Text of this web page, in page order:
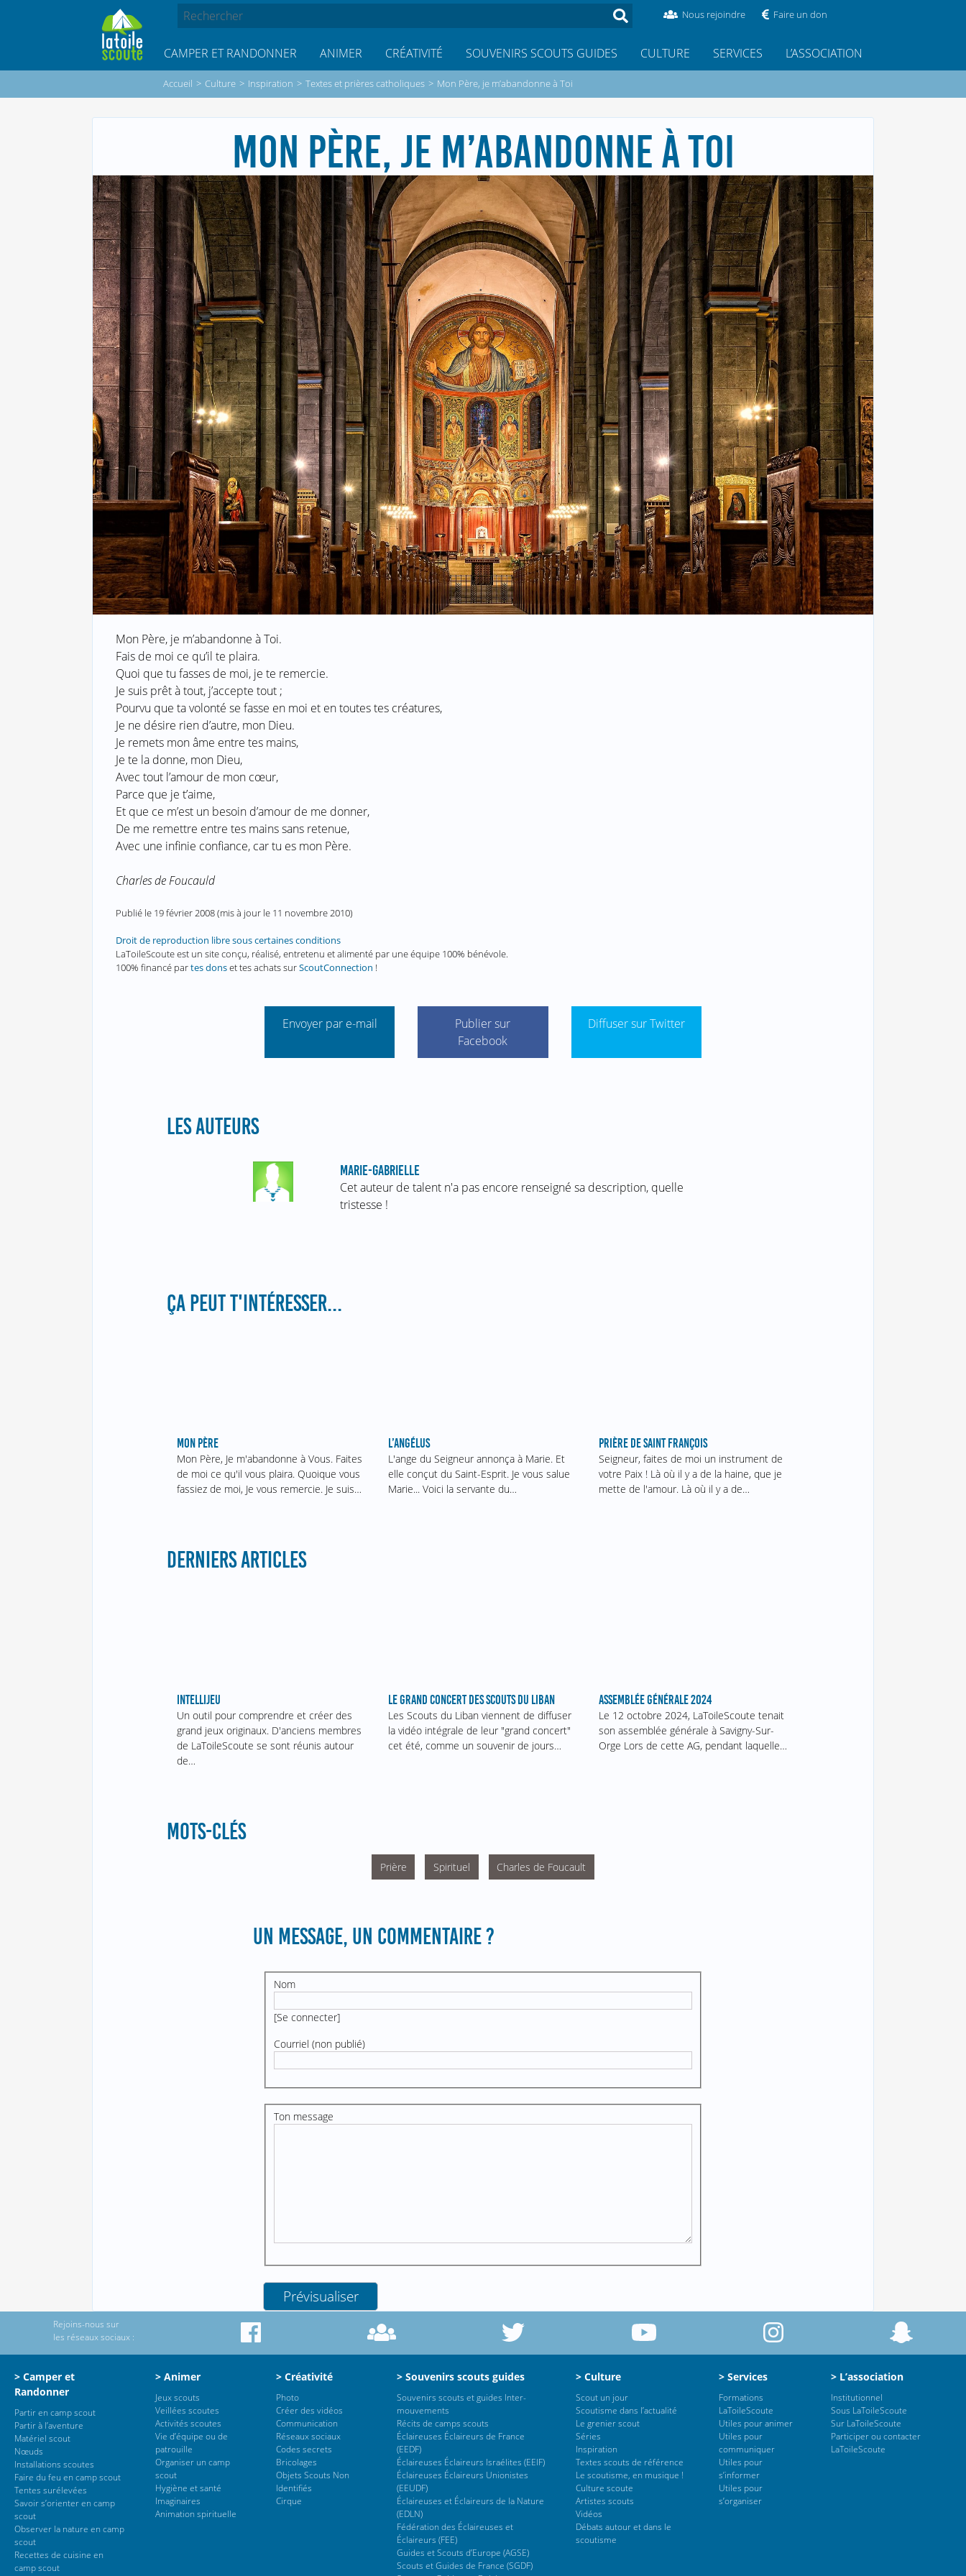
Nous rejoindre Faire un don
CAMPER ET RANDONNER ANIMER CRÉATIVITÉ SOUVENIRS SCOUTS GUIDES CULTURE SERVICES L’ASSOCIATION
Accueil > Culture > Inspiration > Textes et prières catholiques > Mon Père, je m’abandonne à Toi
MON PÈRE, JE M’ABANDONNE À TOI
Mon Père, je m’abandonne à Toi.
Fais de moi ce qu’il te plaira.
Quoi que tu fasses de moi, je te remercie.
Je suis prêt à tout, j’accepte tout ;
Pourvu que ta volonté se fasse en moi et en toutes tes créatures,
Je ne désire rien d’autre, mon Dieu.
Je remets mon âme entre tes mains,
Je te la donne, mon Dieu,
Avec tout l’amour de mon cœur,
Parce que je t’aime,
Et que ce m’est un besoin d’amour de me donner,
De me remettre entre tes mains sans retenue,
Avec une infinie confiance, car tu es mon Père.
Charles de Foucauld
Publié le 19 février 2008(mis à jour le 11 novembre 2010)
Droit de reproduction libre sous certaines conditions
LaToileScoute est un site conçu, réalisé, entretenu et alimenté par une équipe 100% bénévole.
100% financé partes donset tes achats surScoutConnection !
Envoyer par e-mail
Publier sur
Facebook
Diffuser sur Twitter
LES AUTEURS
MARIE-GABRIELLE
Cet auteur de talent n'a pas encore renseigné sa description, quelle
tristesse !
ÇA PEUT T'INTÉRESSER...
MON PÈRE
Mon Père, Je m'abandonne à Vous. Faites
de moi ce qu'il vous plaira. Quoique vous
fassiez de moi, Je vous remercie. Je suis…
L’ANGÉLUS
L'ange du Seigneur annonça à Marie. Et
elle conçut du Saint-Esprit. Je vous salue
Marie... Voici la servante du…
PRIÈRE DE SAINT FRANÇOIS
Seigneur, faites de moi un instrument de
votre Paix ! Là où il y a de la haine, que je
mette de l'amour. Là où il y a de…
DERNIERS ARTICLES
INTELLIJEU
Un outil pour comprendre et créer des
grand jeux originaux. D'anciens membres
de LaToileScoute se sont réunis autour
de…
LE GRAND CONCERT DES SCOUTS DU LIBAN
Les Scouts du Liban viennent de diffuser
la vidéo intégrale de leur "grand concert"
cet été, comme un souvenir de jours…
ASSEMBLÉE GÉNÉRALE 2024
Le 12 octobre 2024, LaToileScoute tenait
son assemblée générale à Savigny-Sur-
Orge Lors de cette AG, pendant laquelle…
MOTS-CLÉS
Prière Spirituel Charles de Foucault
UN MESSAGE, UN COMMENTAIRE ?
Nom
[Se connecter]
Courriel (non publié)
Ton message
Rejoins-nous sur
les réseaux sociaux :
> Camper et
Randonner
Partir en camp scout
Partir à l’aventure
Matériel scout
Nœuds
Installations scoutes
Faire du feu en camp scout
Tentes surélevées
Savoir s’orienter en camp
scout
Observer la nature en camp
scout
Recettes de cuisine en
camp scout
> Animer
Jeux scouts
Veillées scoutes
Activités scoutes
Vie d’équipe ou de
patrouille
Organiser un camp
scout
Hygiène et santé
Imaginaires
Animation spirituelle
> Créativité
Photo
Créer des vidéos
Communication
Réseaux sociaux
Codes secrets
Bricolages
Objets Scouts Non
Identifiés
Cirque
> Souvenirs scouts guides
Souvenirs scouts et guides Inter-
mouvements
Récits de camps scouts
Éclaireuses Éclaireurs de France
(EEDF)
Éclaireuses Éclaireurs Israélites (EEIF)
Éclaireuses Éclaireurs Unionistes
(EEUDF)
Éclaireuses et Éclaireurs de la Nature
(EDLN)
Fédération des Éclaireuses et
Éclaireurs (FEE)
Guides et Scouts d’Europe (AGSE)
Scouts et Guides de France (SGDF)
> Culture
Scout un jour
Scoutisme dans l’actualité
Le grenier scout
Séries
Inspiration
Textes scouts de référence
Le scoutisme, en musique !
Culture scoute
Artistes scouts
Vidéos
Débats autour et dans le
scoutisme
> Services
Formations
LaToileScoute
Utiles pour animer
Utiles pour
communiquer
Utiles pour
s’informer
Utiles pour
s’organiser
> L’association
Institutionnel
Sous LaToileScoute
Sur LaToileScoute
Participer ou contacter
LaToileScoute